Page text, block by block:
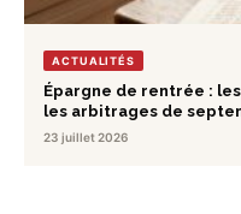
ACTUALITÉS
Épargne de rentrée :
les arbitrages de
23 juillet 2026